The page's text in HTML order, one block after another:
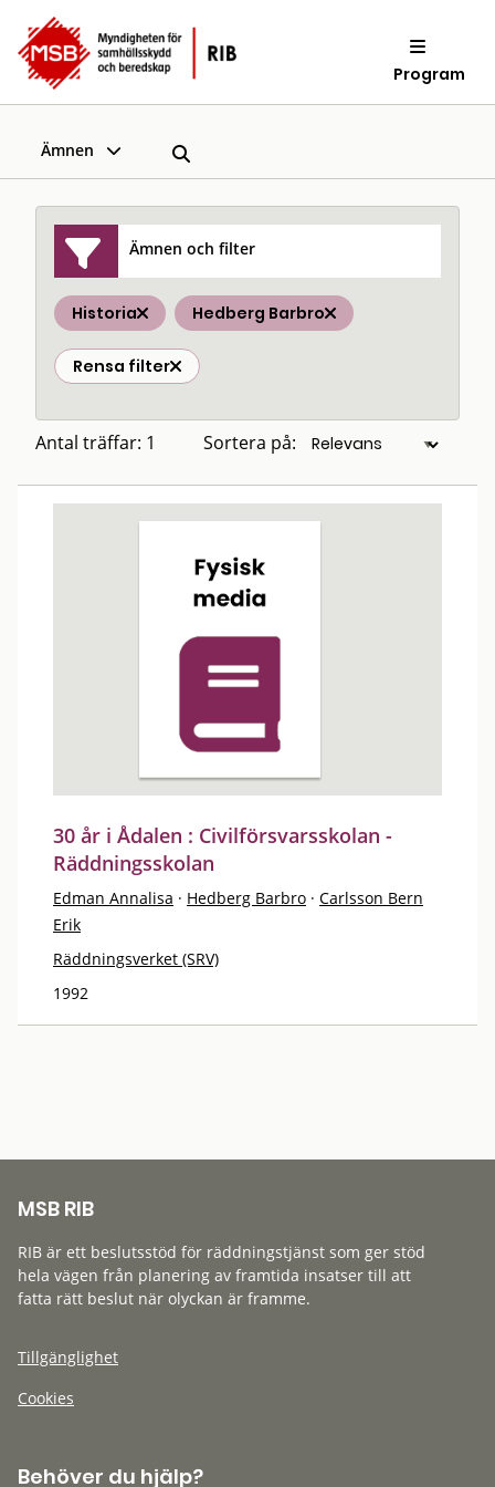
Program
Ämnen
Ämnen och filter
Historia Hedberg Barbro
Rensa filter
Antal träffar: 1 Sortera på:
30 år i Ådalen : Civilförsvarsskolan -
Räddningsskolan
Edman Annalisa · Hedberg Barbro · Carlsson Bern
Erik
Räddningsverket (SRV)
1992
MSB RIB
RIB är ett beslutsstöd för räddningstjänst som ger stöd
hela vägen från planering av framtida insatser till att
fatta rätt beslut när olyckan är framme.
Tillgänglighet
Cookies
Behöver du hjälp?